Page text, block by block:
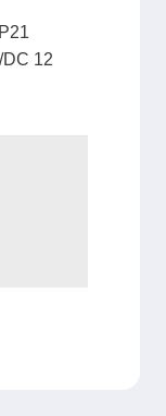
12